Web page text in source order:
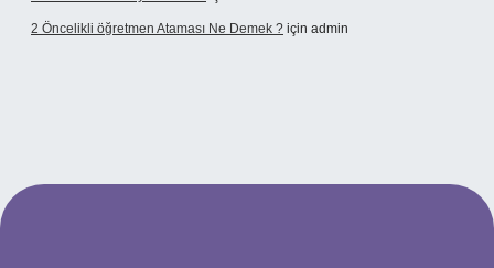
2 Öncelikli öğretmen Ataması Ne Demek ? için admin